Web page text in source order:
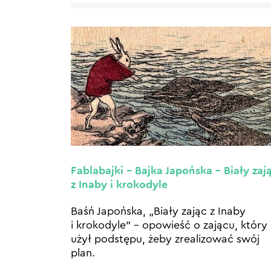
Fablabajki – Bajka Japońska – Biały
z Inaby i krokodyle
Baśń Japońska, „Biały zając z Inaby
i krokodyle” – opowieść o zającu, który
użył podstępu, żeby zrealizować swój
plan.